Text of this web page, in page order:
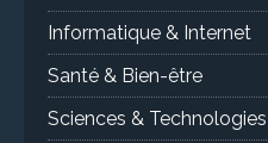
Informatique & Internet
Santé & Bien-être
Sciences & Technologies